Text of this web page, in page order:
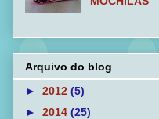
Arquivo do blog
► 2012 (5)
► 2014 (25)